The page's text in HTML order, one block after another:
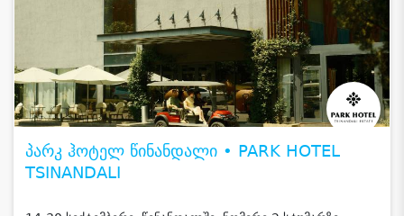
პარკ ჰოტელ წინანდალი • PARK HOTEL
TSINANDALI